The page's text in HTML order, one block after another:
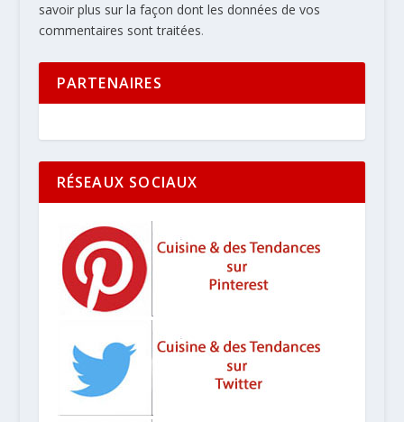
savoir plus sur la façon dont les données de vos
commentaires sont traitées.
PARTENAIRES
RÉSEAUX SOCIAUX